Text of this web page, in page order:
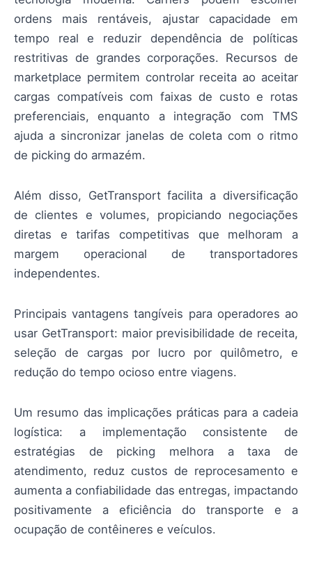
ordens mais rentáveis, ajustar capacidade em
tempo real e reduzir dependência de políticas
restritivas de grandes corporações. Recursos de
marketplace permitem controlar receita ao aceitar
cargas compatíveis com faixas de custo e rotas
preferenciais, enquanto a integração com TMS
ajuda a sincronizar janelas de coleta com o ritmo
de picking do armazém.
Além disso, GetTransport facilita a diversificação
de clientes e volumes, propiciando negociações
diretas e tarifas competitivas que melhoram a
margem operacional de transportadores
independentes.
Principais vantagens tangíveis para operadores ao
usar GetTransport: maior previsibilidade de receita,
seleção de cargas por lucro por quilômetro, e
redução do tempo ocioso entre viagens.
Um resumo das implicações práticas para a cadeia
logística: a implementação consistente de
estratégias de picking melhora a taxa de
atendimento, reduz custos de reprocesamento e
aumenta a confiabilidade das entregas, impactando
positivamente a eficiência do transporte e a
ocupação de contêineres e veículos.